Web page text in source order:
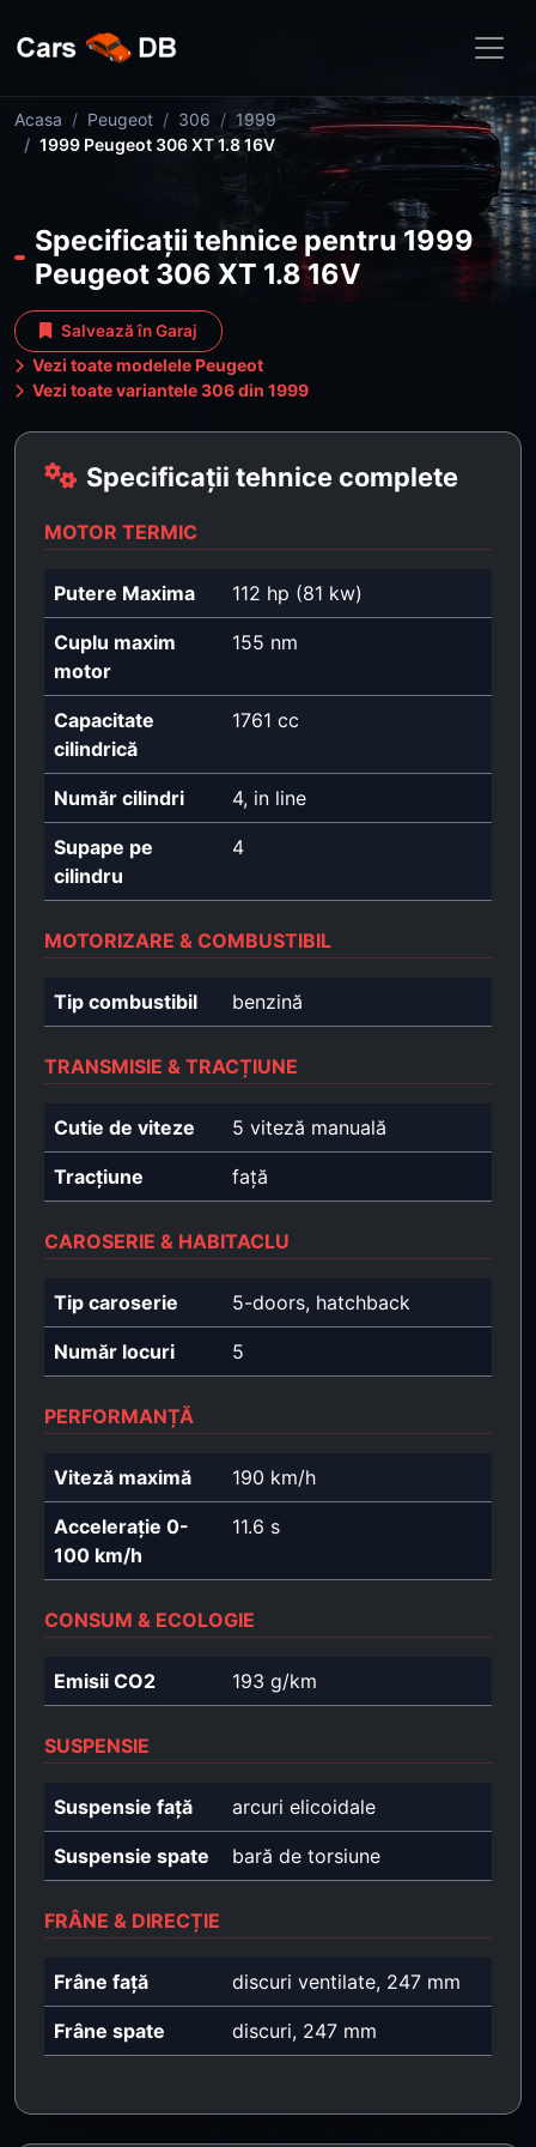
Acasa Peugeot 306
1999
1999 Peugeot 306 XT 1.8 16V
Specificații tehnice pentru 1999
Peugeot 306 XT 1.8 16V
Salvează în Garaj
Vezi toate modelele Peugeot
Vezi toate variantele 306 din 1999
Specificații tehnice complete
MOTOR TERMIC
Putere Maxima 112 hp (81 kw)
Cuplu maxim
motor
155 nm
Capacitate
cilindrică
1761 cc
Număr cilindri 4, in line
Supape pe
cilindru
4
MOTORIZARE & COMBUSTIBIL
Tip combustibil benzină
TRANSMISIE & TRACȚIUNE
Cutie de viteze 5 viteză manuală
Tracțiune față
CAROSERIE & HABITACLU
Tip caroserie 5-doors, hatchback
Număr locuri 5
PERFORMANȚĂ
Viteză maximă 190 km/h
Accelerație 0-
100 km/h
11.6 s
CONSUM & ECOLOGIE
Emisii CO2 193 g/km
SUSPENSIE
Suspensie față arcuri elicoidale
Suspensie spate bară de torsiune
FRÂNE & DIRECȚIE
Frâne față discuri ventilate, 247 mm
Frâne spate discuri, 247 mm